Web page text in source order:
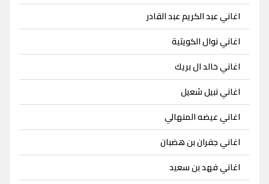
اغاني عبد الكريم عبد القادر
اغاني نوال الكويتية
اغاني خالد ال بريك
اغاني نبيل شعيل
اغاني عيضه المنهالي
اغاني جفران بن هضبان
اغاني فهد بن سعيد